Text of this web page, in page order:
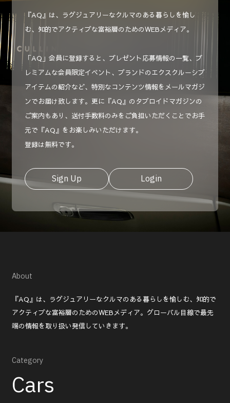
『AQ』は、ラグジュアリーなクルマのある暮らしを愉し
む、知的でアクティブな富裕層のためのWEBメディア。
「AQ」会員に登録すると、プレゼント応募情報の一覧、プ
レミアムな会員限定イベント、ブランドのエクスクルーシブ
アイテムの紹介など、特別なコンテンツ情報をメールマガジ
ンでお届け致します。更に『AQ』のタブロイドマガジンの
ご案内もあり、送付手数料のみをご負担いただくことでお手
元で『AQ』をお楽しみいただけます。
登録は無料です。
Sign Up Login
About
『AQ』は、ラグジュアリーなクルマのある暮らしを愉しむ、知的で
アクティブな富裕層のためのWEBメディア。グローバル目線で最先
端の情報を取り扱い発信していきます。
Category
Cars